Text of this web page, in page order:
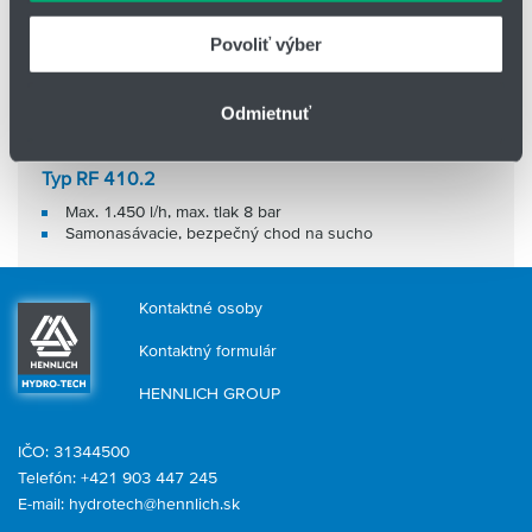
keď ste používali ich služby.
Povoliť výber
Odmietnuť
Typ RF 410.2
Max. 1.450 l/h, max. tlak 8 bar
Samonasávacie, bezpečný chod na sucho
Kontaktné osoby
Kontaktný formulár
HENNLICH GROUP
IČO: 31344500
Telefón: +421 903 447 245
E-mail: hydrotech@hennlich.sk